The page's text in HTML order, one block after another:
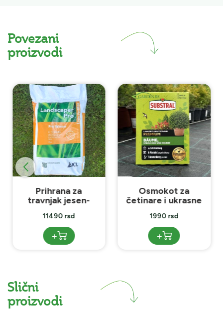
Povezani
proizvodi
Prihrana za
travnjak jesen-
11490 rsd
+
Osmokot za
četinare i ukrasne
1990 rsd
+
Slični
proizvodi